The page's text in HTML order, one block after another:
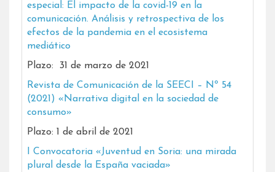
especial: El impacto de la covid-19 en la
comunicación. Análisis y retrospectiva de los
efectos de la pandemia en el ecosistema
mediático
Plazo: 31 de marzo de 2021
Revista de Comunicación de la SEECI – Nº 54
(2021) «Narrativa digital en la sociedad de
consumo»
Plazo: 1 de abril de 2021
I Convocatoria «Juventud en Soria: una mirada
plural desde la España vaciada»